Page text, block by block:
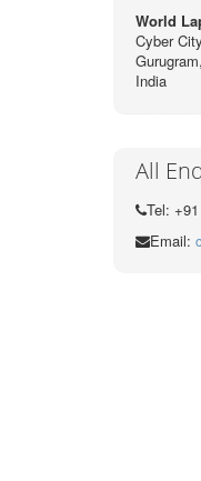
World
Cyber City
India
All
Tel:
Email: